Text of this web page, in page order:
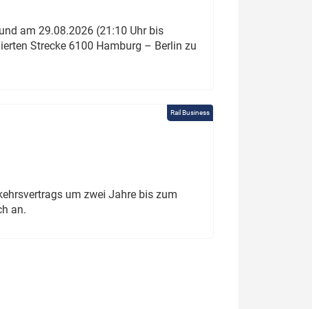
am 29.08.2026 (21:10 Uhr bis
Strecke 6100 Hamburg – Berlin zu
Rail Business
um zwei Jahre bis zum
an.